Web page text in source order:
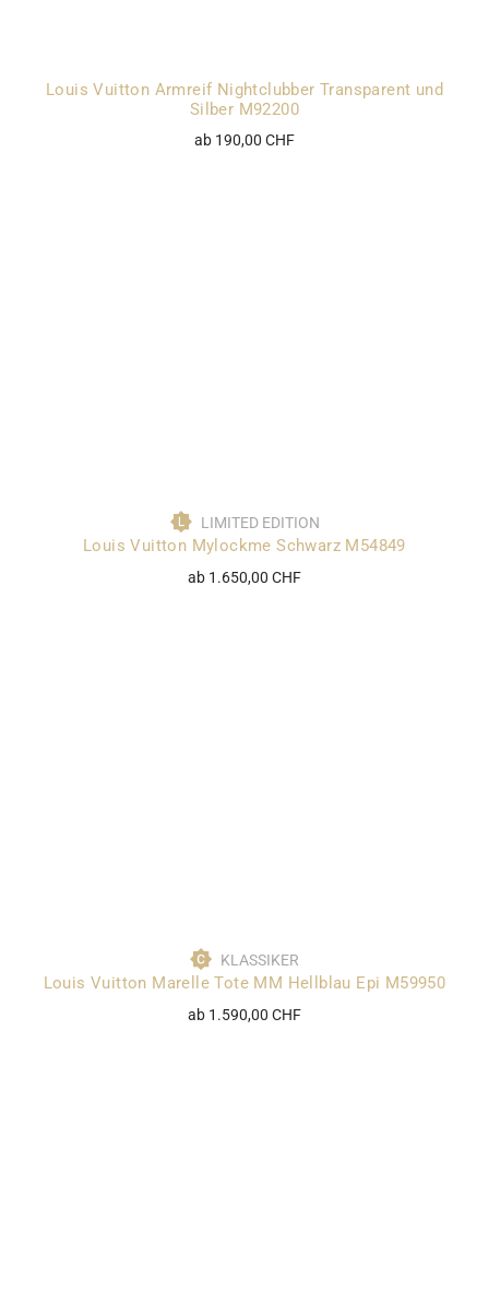
Louis Vuitton Armreif Nightclubber Transparent und
Silber M92200
ab 190,00 CHF
LIMITED EDITION
Louis Vuitton Mylockme Schwarz M54849
ab 1.650,00 CHF
KLASSIKER
Louis Vuitton Marelle Tote MM Hellblau Epi M59950
ab 1.590,00 CHF